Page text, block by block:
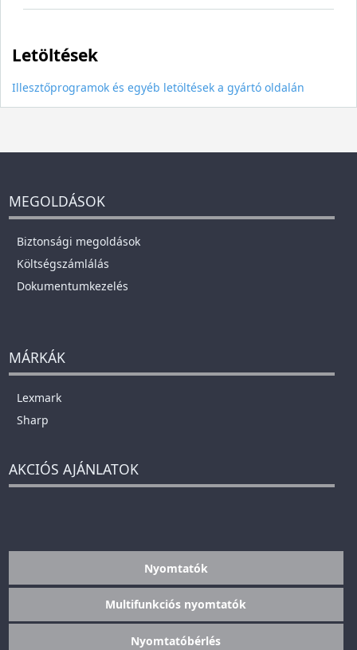
Letöltések
Illesztőprogramok és egyéb letöltések a gyártó oldalán
MEGOLDÁSOK
Biztonsági megoldások
Költségszámlálás
Dokumentumkezelés
MÁRKÁK
Lexmark
Sharp
AKCIÓS AJÁNLATOK
Nyomtatók
Multifunkciós nyomtatók
Nyomtatóbérlés